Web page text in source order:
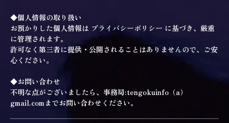
◆個人情報の取り扱い
お預かりした個人情報は プライバシーポリシー に基づき、厳重
に管理されます。
許可なく第三者に提供・公開されることはありませんので、ご安
心ください。
◆お問い合わせ
不明な点がございましたら、事務局:tengokuinfo（a）
gmail.comまでお問い合わせください。